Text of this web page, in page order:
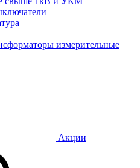
измерительные
Акции